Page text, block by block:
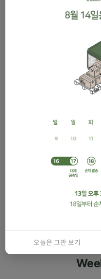
진공 마감법 쿠션지
오늘은 그만 보기